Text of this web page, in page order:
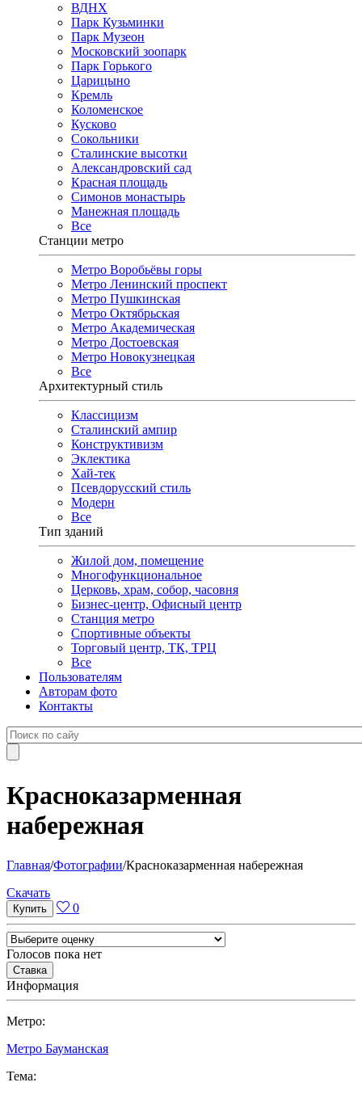
ВДНХ
Парк Кузьминки
Парк Музеон
Московский зоопарк
Парк Горького
Царицыно
Кремль
Коломенское
Кусково
Сокольники
Сталинские высотки
Александровский сад
Красная площадь
Симонов монастырь
Манежная площадь
Все
Станции метро
Метро Воробьёвы горы
Метро Ленинский проспект
Метро Пушкинская
Метро Октябрьская
Метро Академическая
Метро Достоевская
Метро Новокузнецкая
Все
Архитектурный стиль
Классицизм
Сталинский ампир
Конструктивизм
Эклектика
Хай-тек
Псевдорусский стиль
Модерн
Все
Тип зданий
Жилой дом, помещение
Многофункциональное
Церковь, храм, собор, часовня
Бизнес-центр, Офисный центр
Станция метро
Спортивные объекты
Торговый центр, ТК, ТРЦ
Все
Пользователям
Авторам фото
Контакты
Красноказарменная
набережная
Главная/Фотографии/Красноказарменная набережная
Cкачать
0
Голосов пока нет
Информация
Метро:
Метро Бауманская
Тема: